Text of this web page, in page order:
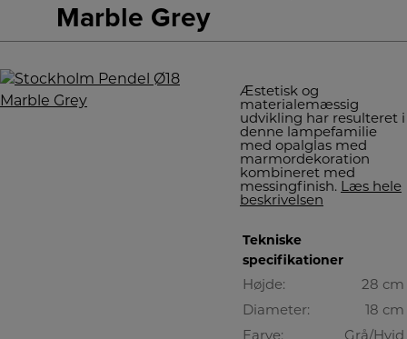
Marble Grey
Æstetisk og
materialemæssig
udvikling har resulteret i
denne lampefamilie
med opalglas med
marmordekoration
kombineret med
messingfinish. Læs hele
beskrivelsen
Tekniske
specifikationer
Højde:
28 cm
Diameter:
18 cm
Farve:
Grå/Hvid